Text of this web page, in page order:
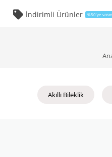
İndirimli Ürünler %50'ye varan
Akıllı Bileklik